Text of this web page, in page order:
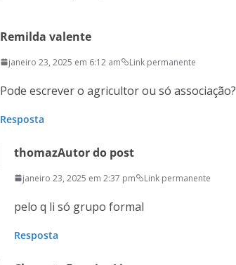
Remilda valente
janeiro 23, 2025 em 6:12 am Link permanente
Pode escrever o agricultor ou só associação?
Resposta
thomazAutor do post
janeiro 23, 2025 em 2:37 pm Link permanente
pelo q li só grupo formal
Resposta